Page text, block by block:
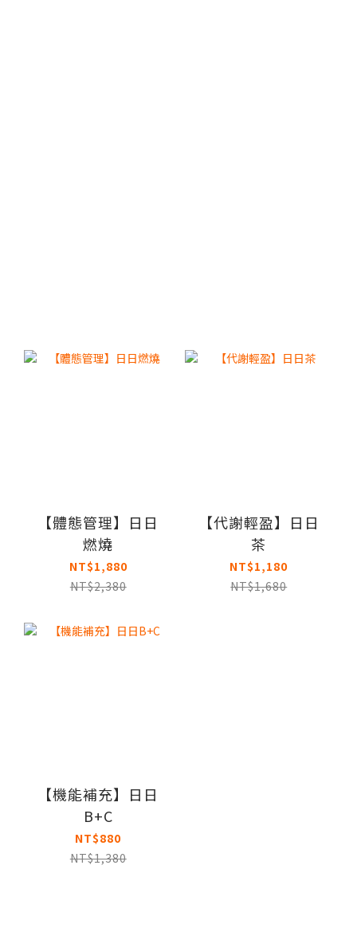
【體態管理】日日
燃燒
NT$1,880
NT$2,380
【代謝輕盈】日日
茶
NT$1,180
NT$1,680
【機能補充】日日
B+C
NT$880
NT$1,380